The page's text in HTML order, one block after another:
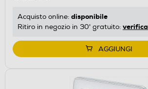
Acquisto online: disponibile
Ritiro in negozio in 30' gratuito: verifica
AGGIUNGI